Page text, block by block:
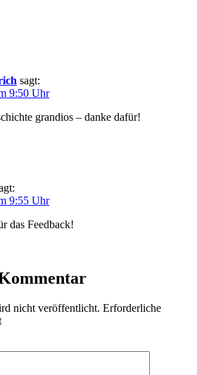
sagt:
9:50 Uhr
grandios – danke dafür!
9:55 Uhr
das Feedback!
nicht veröffentlicht. Erforderliche